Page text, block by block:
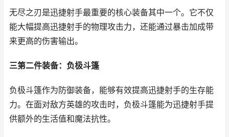
无尽之刃是迅捷射手最重要的核心装备其中一个。它不仅
能大幅提高迅捷射手的物理攻击力，还能通过暴击加成带
来更高的伤害输出。
三第二件装备：负极斗篷
负极斗篷作为防御装备，能够有效提高迅捷射手的生存能
力。在面对敌方英雄的攻击时，负极斗篷能为迅捷射手提
供额外的生活值和魔法抗性。